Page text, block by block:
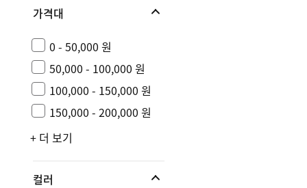
가격대
0 - 50,000 원
50,000 - 100,000 원
100,000 - 150,000 원
150,000 - 200,000 원
+ 더 보기
컬러